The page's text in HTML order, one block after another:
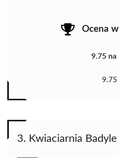
Ocena
9.75 na
9.75
3. Kwiaciarnia